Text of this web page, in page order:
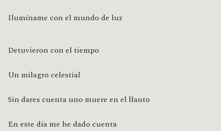
Ilumíname con el mundo de luz
Detuvieron con el tiempo
Un milagro celestial
Sin dares cuenta uno muere en el llanto
En este día me he dado cuenta